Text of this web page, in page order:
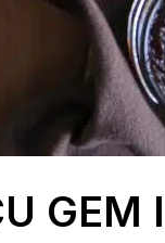
GEM